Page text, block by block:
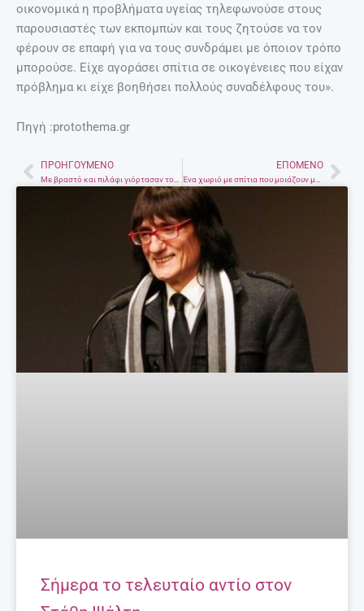
οικονομικά η προβλήματα υγείας τηλεφωνούσε στους
παρουσιαστές των εκπομπών και τους ζητούσε να τον
φέρουν σε επαφή για να τους συνδράμει με όποιον τρόπο
μπορούσε. Είχε αγοράσει σπίτια σε οικογένειες που είχαν
πρόβλημα κι είχε βοηθήσει πολλούς συναδέλφους του».
Πηγή :protothema.gr
Prev
ΠΡΟΗΓΟΎΜΕΝΟ ΕΠΌΜΕΝΟ
Σήμερα το τελευταίο αντίο στον